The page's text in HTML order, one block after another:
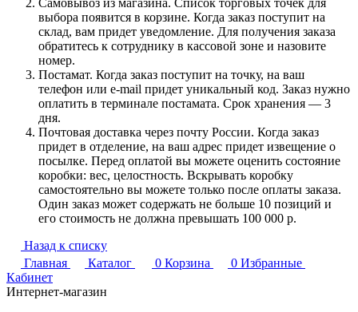
выбора появится в корзине. Когда заказ поступит на
склад, вам придет уведомление. Для получения заказа
обратитесь к сотруднику в кассовой зоне и назовите
номер.
Постамат. Когда заказ поступит на точку, на ваш
телефон или e-mail придет уникальный код. Заказ нужно
оплатить в терминале постамата. Срок хранения — 3
дня.
Почтовая доставка через почту России. Когда заказ
придет в отделение, на ваш адрес придет извещение о
посылке. Перед оплатой вы можете оценить состояние
коробки: вес, целостность. Вскрывать коробку
самостоятельно вы можете только после оплаты заказа.
Один заказ может содержать не больше 10 позиций и
его стоимость не должна превышать 100 000 р.
Назад к списку
Главная
Каталог 0 Корзина 0 Избранные
Кабинет
Интернет-магазин